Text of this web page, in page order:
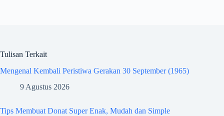
Tulisan Terkait
Mengenal Kembali Peristiwa Gerakan 30 September (1965)
9 Agustus 2026
Tips Membuat Donat Super Enak, Mudah dan Simple